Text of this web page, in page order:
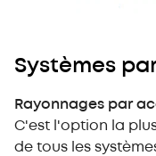
Systèmes
Rayonnages par
C'est l'option la
de tous les